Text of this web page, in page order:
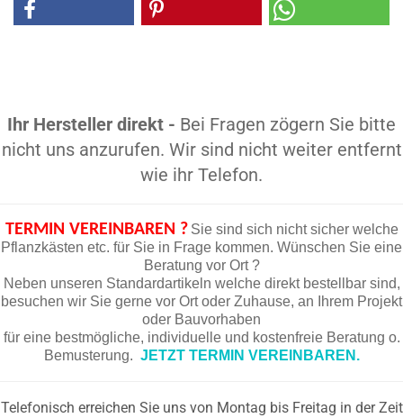
Ihr Hersteller direkt - Bei Fragen zögern Sie bitte
nicht uns anzurufen. Wir sind nicht weiter entfernt
wie ihr Telefon.
TERMIN VEREINBAREN ? Sie sind sich nicht sicher welche
Pflanzkästen etc. für Sie in Frage kommen. Wünschen Sie eine
Beratung vor Ort ?
Neben unseren Standardartikeln welche direkt bestellbar sind,
besuchen wir Sie gerne vor Ort oder Zuhause, an Ihrem Projekt
oder Bauvorhaben
für eine bestmögliche, individuelle und kostenfreie Beratung o.
Bemusterung. JETZT TERMIN VEREINBAREN.
Telefonisch erreichen Sie uns von Montag bis Freitag in der Zeit